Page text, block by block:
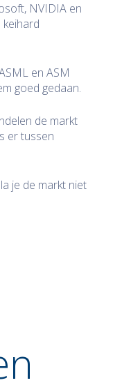
NVIDIA en
en ASM
goed gedaan.
de markt
er tussen
je de markt niet